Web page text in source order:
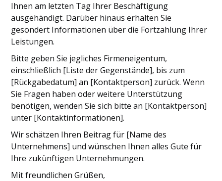
Ihnen am letzten Tag Ihrer Beschäftigung
ausgehändigt. Darüber hinaus erhalten Sie
gesondert Informationen über die Fortzahlung Ihrer
Leistungen.
Bitte geben Sie jegliches Firmeneigentum,
einschließlich [Liste der Gegenstände], bis zum
[Rückgabedatum] an [Kontaktperson] zurück. Wenn
Sie Fragen haben oder weitere Unterstützung
benötigen, wenden Sie sich bitte an [Kontaktperson]
unter [Kontaktinformationen].
Wir schätzen Ihren Beitrag für [Name des
Unternehmens] und wünschen Ihnen alles Gute für
Ihre zukünftigen Unternehmungen.
Mit freundlichen Grüßen,